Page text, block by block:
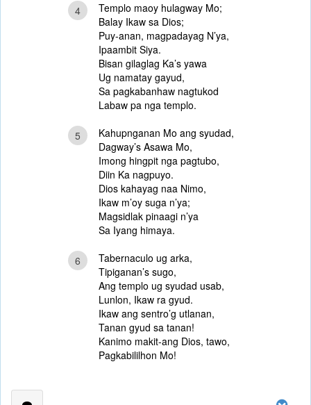
4
Templo maoy hulagway Mo;
Balay Ikaw sa Dios;
Puy-anan, magpadayag N’ya,
Ipaambit Siya.
Bisan gilaglag Ka’s yawa
Ug namatay gayud,
Sa pagkabanhaw nagtukod
Labaw pa nga templo.
5
Kahupnganan Mo ang syudad,
Dagway’s Asawa Mo,
Imong hingpit nga pagtubo,
Diin Ka nagpuyo.
Dios kahayag naa Nimo,
Ikaw m’oy suga n’ya;
Magsidlak pinaagi n’ya
Sa Iyang himaya.
6
Tabernaculo ug arka,
Tipiganan’s sugo,
Ang templo ug syudad usab,
Lunlon, Ikaw ra gyud.
Ikaw ang sentro’g utlanan,
Tanan gyud sa tanan!
Kanimo makit-ang Dios, tawo,
Pagkabililhon Mo!